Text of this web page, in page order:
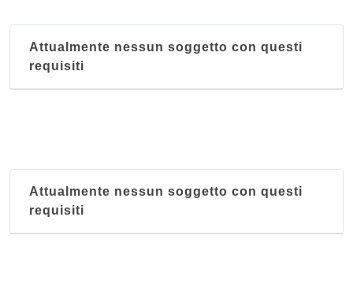
Attualmente nessun soggetto con questi
requisiti
Attualmente nessun soggetto con questi
requisiti